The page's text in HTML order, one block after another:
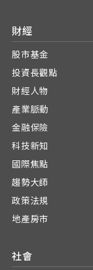
財經
股市基金
投資長觀點
財經人物
產業脈動
金融保險
科技新知
國際焦點
趨勢大師
政策法規
地產房市
社會